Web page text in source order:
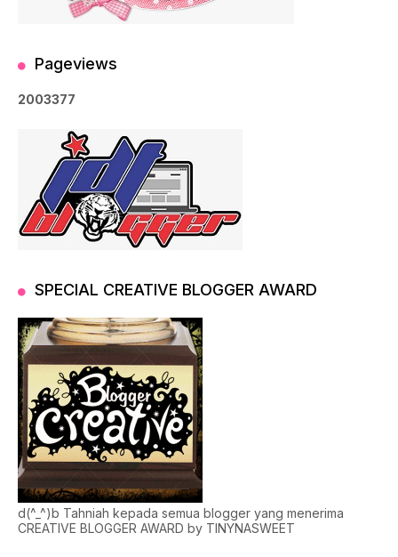
Pageviews
2003377
SPECIAL CREATIVE BLOGGER AWARD
d(^_^)b Tahniah kepada semua blogger yang menerima
CREATIVE BLOGGER AWARD by TINYNASWEET